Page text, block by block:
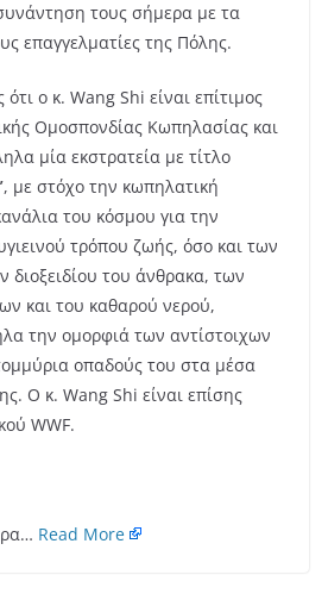
τους σήμερα με τα
επαγγελματίες της Πόλης.
ο κ. Wang Shi είναι επίτιμος
Ομοσπονδίας Κωπηλασίας και
μία εκστρατεία με τίτλο
, με στόχο την κωπηλατική
του κόσμου για την
τρόπου ζωής, όσο και των
διοξειδίου του άνθρακα, των
και του καθαρού νερού,
την ομορφιά των αντίστοιχων
οπαδούς του στα μέσα
Ο κ. Wang Shi είναι επίσης
WWF.
Read More